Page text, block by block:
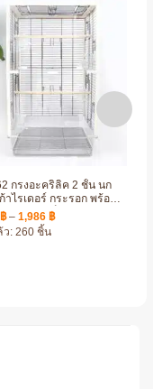
กรงอะคริลิค 2 ชั้น นก
าไรเดอร์ กระรอก พร้อม
รบชุด แข็งแรง ทนทาน
฿ – 1,986 ฿Price
: 260 ชิ้น